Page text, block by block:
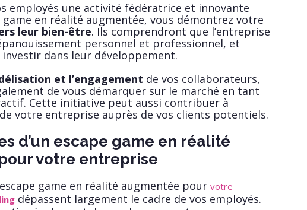
employés une activité fédératrice et innovante
game en réalité augmentée, vous démontrez votre
leur bien-être. Ils comprendront que l’entreprise
personnel et professionnel, et
investir dans leur développement.
et l’engagement de vos collaborateurs,
de vous démarquer sur le marché en tant
Cette initiative peut aussi contribuer à
votre entreprise auprès de vos clients potentiels.
d’un escape game en réalité
votre entreprise
game en réalité augmentée pour votre
dépassent largement le cadre de vos employés.